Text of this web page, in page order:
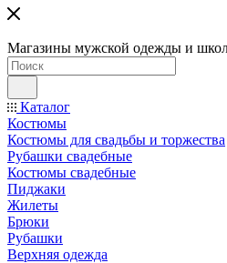
Магазины мужской одежды и
Каталог
Костюмы
Костюмы для свадьбы и торжества
Рубашки свадебные
Костюмы свадебные
Пиджаки
Жилеты
Брюки
Рубашки
Верхняя одежда